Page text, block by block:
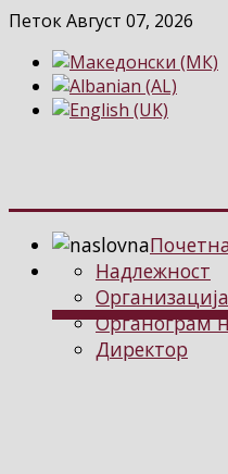
Петок Август 07, 2026
Надлежност
Организација
Органограм
Директор